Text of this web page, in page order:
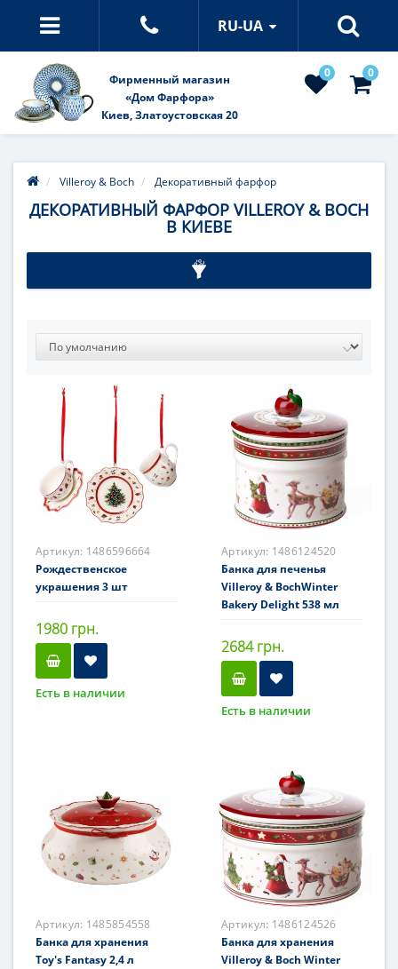
RU-UA
Фирменный магазин
«Дом Фарфора»
Киев, Златоустовская 20
0 0
Villeroy & Boch Декоративный фарфор
ДЕКОРАТИВНЫЙ ФАРФОР VILLEROY & BOCH
В КИЕВЕ
Артикул: 1486596664
Рождественское
украшения 3 шт
1980 грн.
Есть в наличии
Артикул: 1486124520
Банка для печенья
Villeroy & BochWinter
Bakery Delight 538 мл
2684 грн.
Есть в наличии
Артикул: 1485854558
Банка для хранения
Toy's Fantasy 2,4 л
Артикул: 1486124526
Банка для хранения
Villeroy & Boch Winter